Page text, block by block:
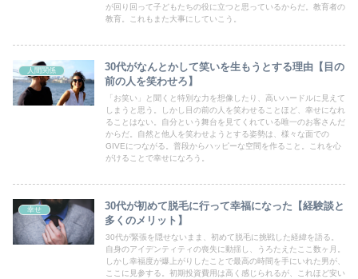
が回り回って子どもたちの役に立つと思っているからだ。教育者の
教育。これもまた大事にしていこう。
人間関係
30代がなんとかして笑いを生もうとする理由【目の
前の人を笑わせろ】
「お笑い」と聞くと特別な力を想像したり、高いハードルに見えて
しまうと思う。しかし目の前の人を笑わせることほど、幸せになれ
ることはない。自分という舞台を見てくれている唯一のお客さんだ
からだ。自然と他人を笑わせようとする姿勢は、様々な面での
GIVEにつながる。普段からハッピーな空間を作ること。これを心
がけることで幸せになろう。
幸せ
30代が初めて脱毛に行って幸福になった【経験談と
多くのメリット】
30代が緊張を隠せないまま、初めて脱毛に挑戦した経緯を語る。
自身のアイデンティティの喪失に動揺し、うろたえたここ数ヶ月。
しかし幸福度が爆上がりしたことで最高の時間を手にいれた男が、
ここに見参する。初期投資費用は高く感じられるが、これほど安い